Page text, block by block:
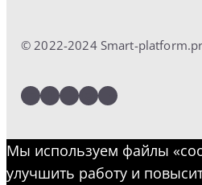
© 2022-2024 Smart-
LinkedIn
Facebook
Twitter
Instagram
YouTube
Мы используем файлы
улучшить работу и